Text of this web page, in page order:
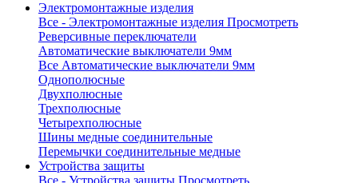
Электромонтажные изделия
Все - Электромонтажные изделия Просмотреть
Реверсивные переключатели
Автоматические выключатели 9мм
Все Автоматические выключатели 9мм
Однополюсные
Двухполюсные
Трехполюсные
Четырехполюсные
Шины медные соединительные
Перемычки соединительные медные
Устройства защиты
Все - Устройства защиты Просмотреть